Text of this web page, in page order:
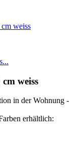
weiss
in der Wohnung -
erhältlich: